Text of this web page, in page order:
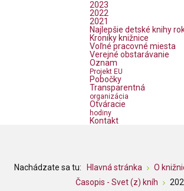
2023
2022
2021
Najlepšie detské knihy
Kroniky knižnice
Voľné pracovné miesta
Verejné obstarávanie
Oznam
Projekt EU
Pobočky
Transparentná
organizácia
Otváracie
hodiny
Kontakt
Nachádzate sa tu: Hlavná stránka O
Časopis - Svet (z) kníh